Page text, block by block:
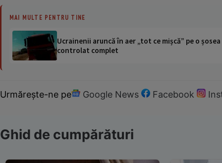
MAI MULTE PENTRU TINE
Ucrainenii aruncă în aer „tot ce mișcă” pe o
controlat complet
Urmărește-ne pe Google News Facebook
Ghid de cumpărături